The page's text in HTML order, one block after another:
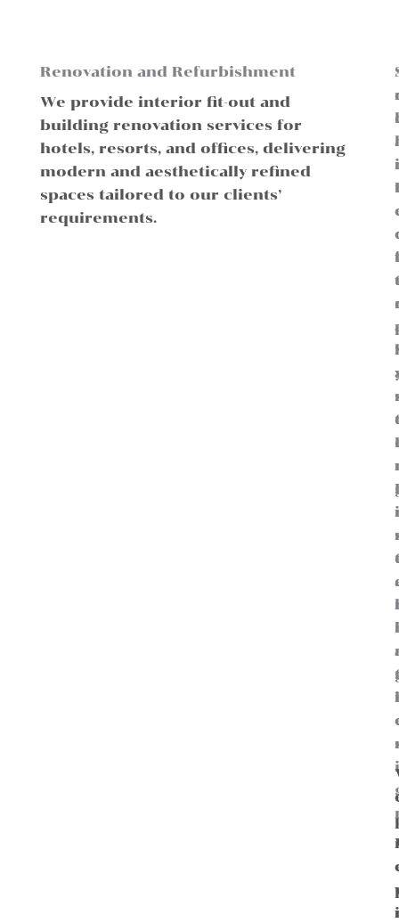
Renovation and Refurbishment
We provide interior fit-out and
building renovation services for
hotels, resorts, and offices, delivering
modern and aesthetically refined
spaces tailored to our clients’
requirements.
i
l
i
i
i
l
I
l
l
i
i